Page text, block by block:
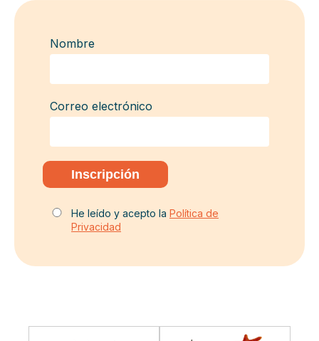
Nombre
Correo electrónico
He leído y acepto la Política de
Privacidad